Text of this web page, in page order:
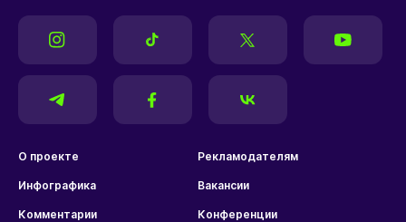
О проекте Рекламодателям
Инфографика Вакансии
Комментарии Конференции